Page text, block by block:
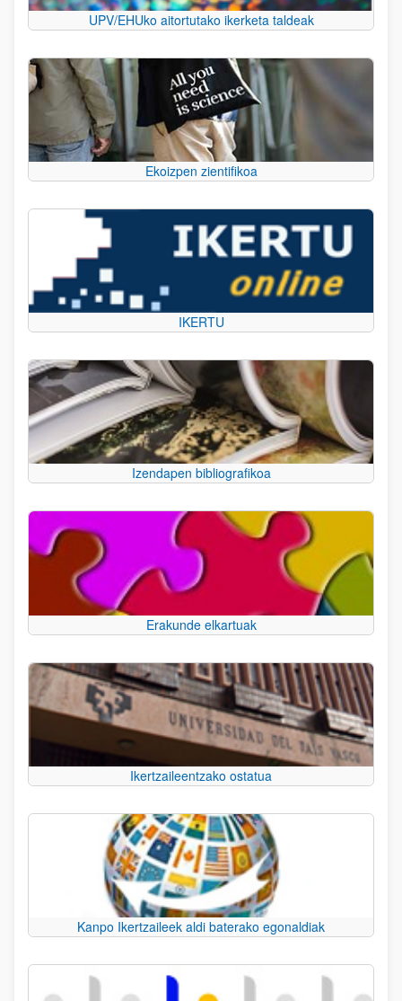
UPV/EHUko aitortutako ikerketa taldeak
Ekoizpen zientifikoa
IKERTU
Izendapen bibliografikoa
Erakunde elkartuak
Ikertzaileentzako ostatua
Kanpo Ikertzaileek aldi baterako egonaldiak